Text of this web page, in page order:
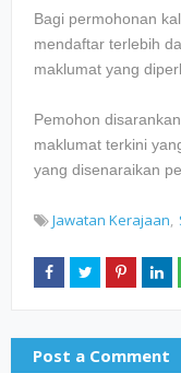
Bagi permohonan
mendaftar terlebih
maklumat yang
Pemohon
maklumat terkini
yang disenaraikan
Jawatan Kerajaan
Post a Comment